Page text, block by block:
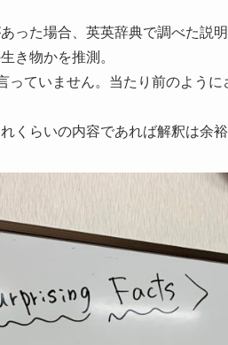
った場合、英英辞典で調べた説明
き物かを推測。
っていません。当たり前のよう
くらいの内容であれば解釈は余裕